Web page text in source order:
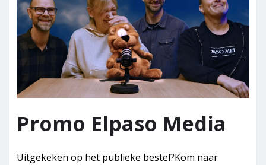
Promo Elpaso Media
Uitgekeken op het publieke bestel?Kom naar